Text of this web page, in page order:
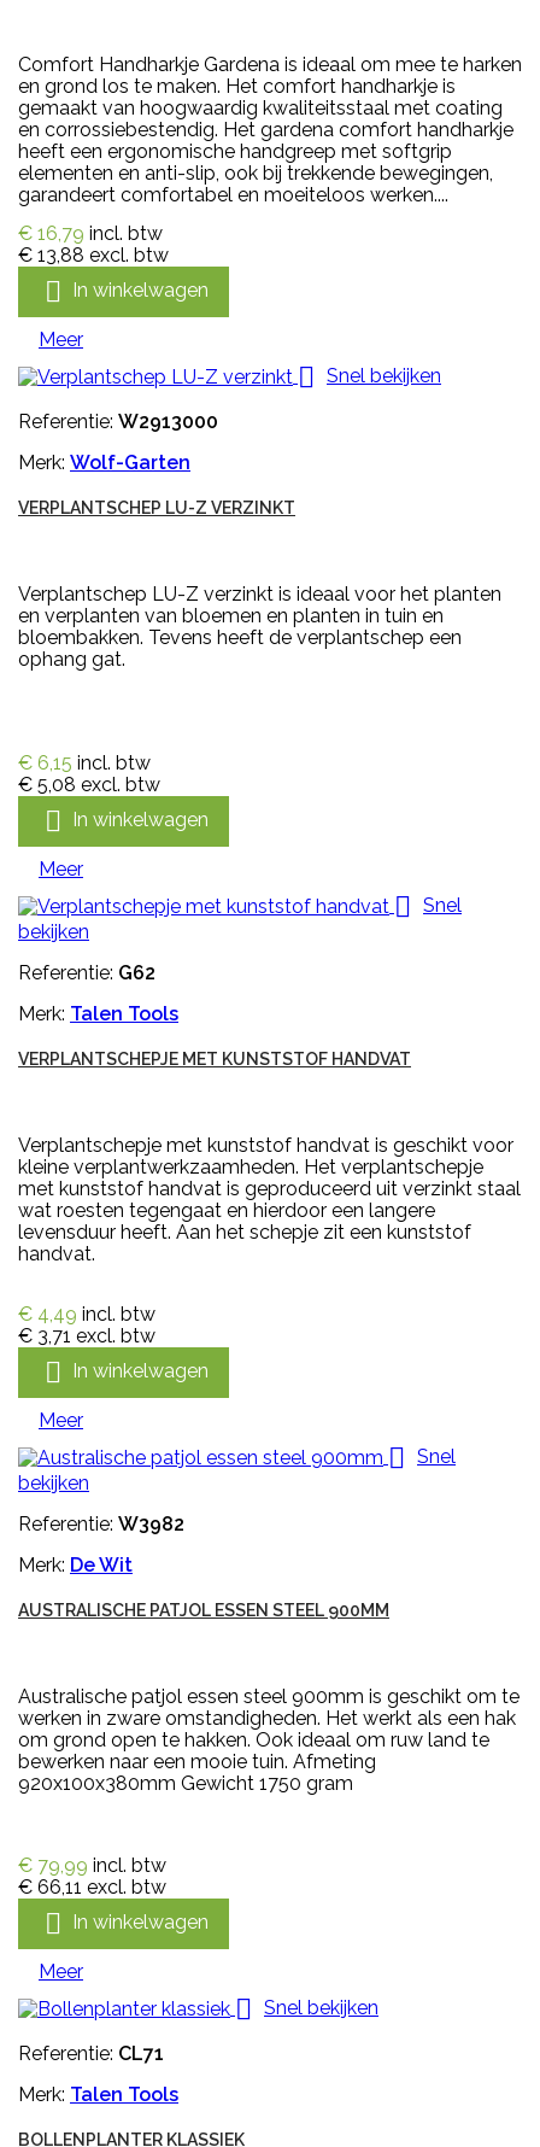
Comfort Handharkje Gardena is ideaal om mee te harken
en grond los te maken. Het comfort handharkje is
gemaakt van hoogwaardig kwaliteitsstaal met coating
en corrossiebestendig. Het gardena comfort handharkje
heeft een ergonomische handgreep met softgrip
elementen en anti-slip, ook bij trekkende bewegingen,
garandeert comfortabel en moeiteloos werken....
€ 16,79 incl. btw
€ 13,88 excl. btw
 In winkelwagen
Meer
 Snel bekijken
Referentie: W2913000
Merk: Wolf-Garten
VERPLANTSCHEP LU-Z VERZINKT
Verplantschep LU-Z verzinkt is ideaal voor het planten
en verplanten van bloemen en planten in tuin en
bloembakken. Tevens heeft de verplantschep een
ophang gat.
€ 6,15 incl. btw
€ 5,08 excl. btw
 In winkelwagen
Meer
 Snel
bekijken
Referentie: G62
Merk: Talen Tools
VERPLANTSCHEPJE MET KUNSTSTOF HANDVAT
Verplantschepje met kunststof handvat is geschikt voor
kleine verplantwerkzaamheden. Het verplantschepje
met kunststof handvat is geproduceerd uit verzinkt staal
wat roesten tegengaat en hierdoor een langere
levensduur heeft. Aan het schepje zit een kunststof
handvat.
€ 4,49 incl. btw
€ 3,71 excl. btw
 In winkelwagen
Meer
 Snel
bekijken
Referentie: W3982
Merk: De Wit
AUSTRALISCHE PATJOL ESSEN STEEL 900MM
Australische patjol essen steel 900mm is geschikt om te
werken in zware omstandigheden. Het werkt als een hak
om grond open te hakken. Ook ideaal om ruw land te
bewerken naar een mooie tuin. Afmeting
920x100x380mm Gewicht 1750 gram
€ 79,99 incl. btw
€ 66,11 excl. btw
 In winkelwagen
Meer
 Snel bekijken
Referentie: CL71
Merk: Talen Tools
BOLLENPLANTER KLASSIEK